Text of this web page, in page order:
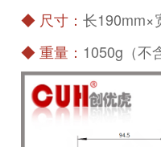
◆ 尺寸：长190mm×
◆ 重量： 1050g（不